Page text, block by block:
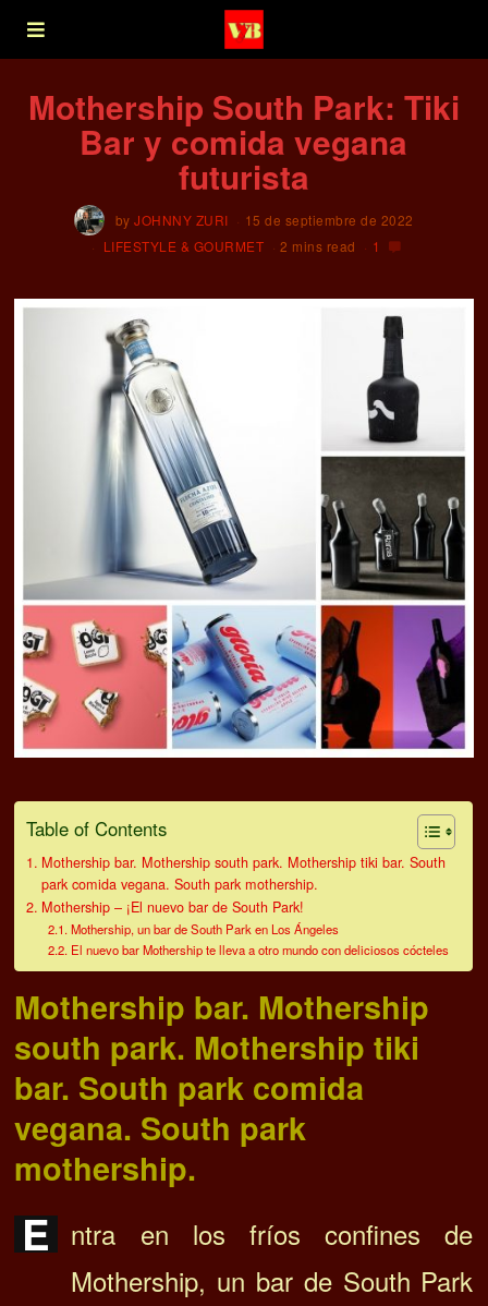
Mothership South Park: Tiki
Bar y comida vegana
futurista
byJOHNNY ZURI
15 de septiembre de 2022
LIFESTYLE & GOURMET
2 mins read 1
Table of Contents
Mothership bar. Mothership south park. Mothership tiki bar. South
park comida vegana. South park mothership.
Mothership – ¡El nuevo bar de South Park!
Mothership, un bar de South Park en Los Ángeles
El nuevo bar Mothership te lleva a otro mundo con deliciosos cócteles
Mothership bar. Mothership
south park. Mothership tiki
bar. South park comida
vegana. South park
mothership.
E ntra en los fríos confines de
Mothership, un bar de South Park